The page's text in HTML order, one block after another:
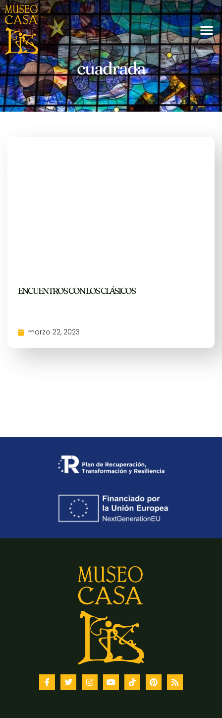
cuadrada
ENCUENTROS CON LOS CLÁSICOS
marzo 22, 2023